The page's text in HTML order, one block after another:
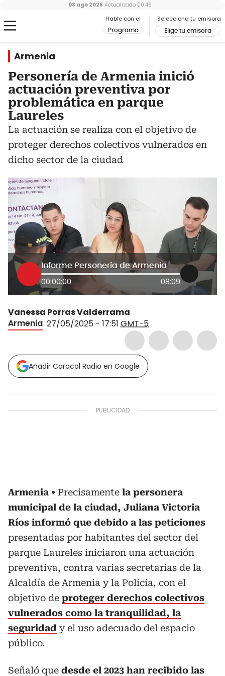
Hable con el
Programa
Selecciona tu emisora
Elige tu emisora
08 ago 2026 Actualizado 00:46
Armenia
Personería de Armenia inició
actuación preventiva por
problemática en parque
Laureles
La actuación se realiza con el objetivo de
proteger derechos colectivos vulnerados en
dicho sector de la ciudad
Informe Personería de Armenia
00:00:00 08:09
Vanessa Porras Valderrama
Armenia 27/05/2025 - 17:51 GMT-5
Añadir Caracol Radio en Google
Armenia Precisamente la personera
municipal de la ciudad, Juliana Victoria
Ríos informó que debido a las peticiones
presentadas por habitantes del sector del
parque Laureles iniciaron una actuación
preventiva, contra varias secretarías de la
Alcaldía de Armenia y la Policía, con el
objetivo de proteger derechos colectivos
vulnerados como la tranquilidad, la
seguridad y el uso adecuado del espacio
público.
Señaló que desde el 2023 han recibido las